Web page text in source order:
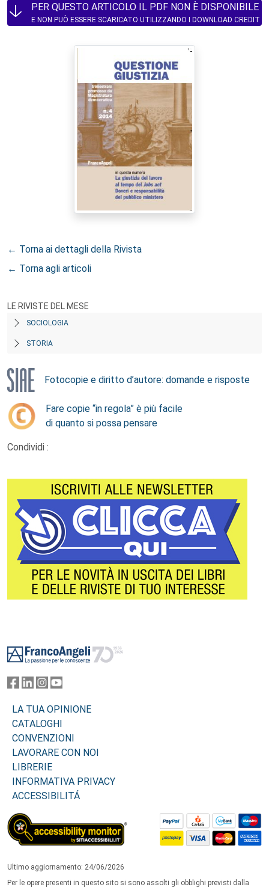
PER QUESTO ARTICOLO IL PDF NON È DISPONIBILE
E NON PUÒ ESSERE SCARICATO UTILIZZANDO I DOWNLOAD CREDIT
← Torna ai dettagli della Rivista
← Torna agli articoli
LE RIVISTE DEL MESE
SOCIOLOGIA
STORIA
Fotocopie e diritto d’autore: domande e risposte
Fare copie “in regola” è più facile
di quanto si possa pensare
Condividi :
LA TUA OPINIONE
CATALOGHI
CONVENZIONI
LAVORARE CON NOI
LIBRERIE
INFORMATIVA PRIVACY
ACCESSIBILITÁ
Ultimo aggiornamento: 24/06/2026
Per le opere presenti in questo sito si sono assolti gli obblighi previsti dalla